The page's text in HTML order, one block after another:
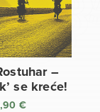
–
se kreće!
€